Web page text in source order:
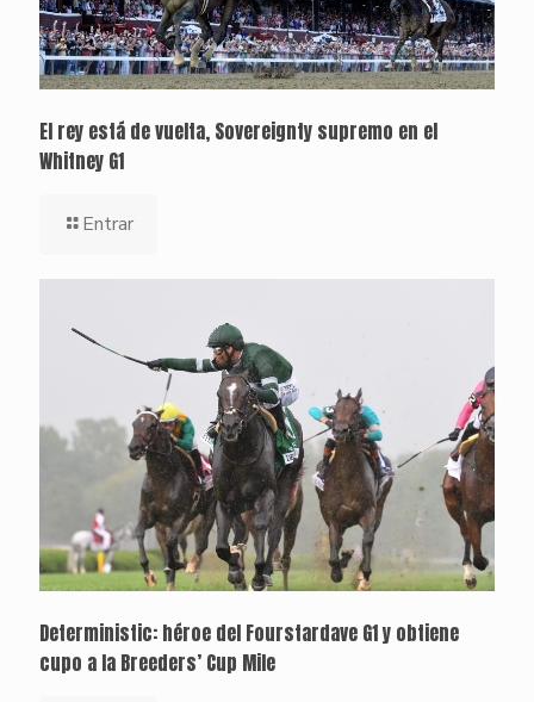
El rey está de vuelta, Sovereignty supremo en el
Whitney G1
Entrar
Deterministic: héroe del Fourstardave G1 y obtiene
cupo a la Breeders’ Cup Mile